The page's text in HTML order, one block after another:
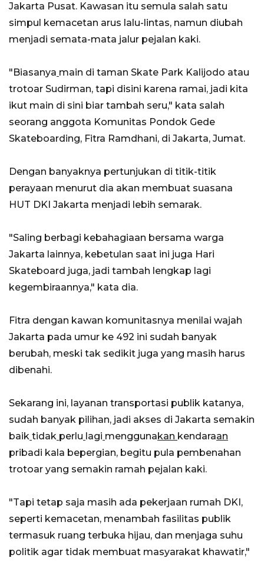
Jakarta Pusat. Kawasan itu semula salah satu
simpul kemacetan arus lalu-lintas, namun diubah
menjadi semata-mata jalur pejalan kaki.
"Biasanya main di taman Skate Park Kalijodo atau
trotoar Sudirman, tapi disini karena ramai, jadi kita
ikut main di sini biar tambah seru," kata salah
seorang anggota Komunitas Pondok Gede
Skateboarding, Fitra Ramdhani, di Jakarta, Jumat.
Dengan banyaknya pertunjukan di titik-titik
perayaan menurut dia akan membuat suasana
HUT DKI Jakarta menjadi lebih semarak.
"Saling berbagi kebahagiaan bersama warga
Jakarta lainnya, kebetulan saat ini juga Hari
Skateboard juga, jadi tambah lengkap lagi
kegembiraannya," kata dia.
Fitra dengan kawan komunitasnya menilai wajah
Jakarta pada umur ke 492 ini sudah banyak
berubah, meski tak sedikit juga yang masih harus
dibenahi.
Sekarang ini, layanan transportasi publik katanya,
sudah banyak pilihan, jadi akses di Jakarta semakin
baik tidak perlu lagi menggunakan kendaraan
pribadi kala bepergian, begitu pula pembenahan
trotoar yang semakin ramah pejalan kaki.
"Tapi tetap saja masih ada pekerjaan rumah DKI,
seperti kemacetan, menambah fasilitas publik
termasuk ruang terbuka hijau, dan menjaga suhu
politik agar tidak membuat masyarakat khawatir,"